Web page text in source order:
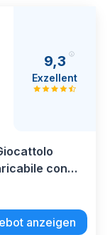
9,3
Exzellent
con
e Corre
e
anzeigen